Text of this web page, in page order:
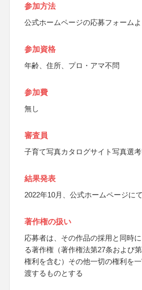
参加方法
公式ホームページの応募フォーム
参加資格
年齢、住所、プロ・アマ不問
参加費
無し
審査員
子育て写真カタログサイト写真選
結果発表
2022年10月、公式ホームページにて
著作権の扱い
応募者は、その作品の採用と同時
る著作権（著作権法第27条および
権利を含む）その他一切の権利を
渡するものとする